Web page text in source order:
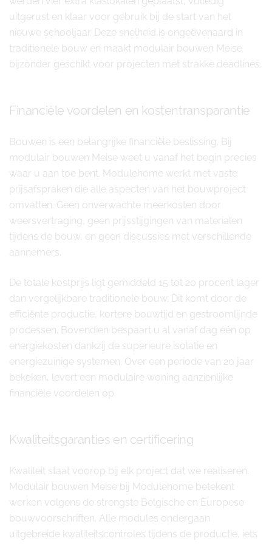
uitgerust en klaar voor gebruik bij de start van het
nieuwe schooljaar. Deze snelheid is ongeëvenaard in
traditionele bouw en maakt modulair bouwen Meise
bijzonder geschikt voor projecten met strakke deadlines.
Financiële voordelen en kostentransparantie
Bouwen is een belangrijke financiële beslissing. Bij
modulair bouwen Meise weet u vanaf het begin precies
waar u aan toe bent. Modulehome werkt met vaste
prijsafspraken die alle aspecten van het bouwproject
omvatten. Geen onverwachte meerkosten door
weersvertraging, geen prijsstijgingen van materialen
tijdens de bouw, en geen discussies met verschillende
aannemers.
De totale kostprijs ligt gemiddeld 15 tot 20 procent lager
dan vergelijkbare traditionele bouw. Dit komt door de
efficiënte productie, kortere bouwtijd en gestroomlijnde
processen. Bovendien bespaart u al vanaf dag één op
energiekosten dankzij de superieure isolatie en
energiezuinige systemen. Over een periode van 20 jaar
bekeken, levert een modulaire woning aanzienlijke
financiële voordelen op.
Kwaliteitsgaranties en certificering
Kwaliteit staat voorop bij elk project dat we realiseren.
Modulair bouwen Meise bij Modulehome betekent
werken volgens de strengste Belgische en Europese
bouwvoorschriften. Alle modules ondergaan
uitgebreide kwaliteitscontroles tijdens de productie, iets